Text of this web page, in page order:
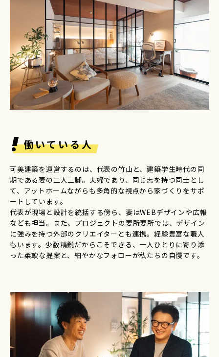
働いている人
可美建築を運営するのは、代表の竹山と、建築学生時代の同
期である妻の二人三脚。夫婦であり、同じ志を持つ同士とし
て、アットホームながらも多角的な視点から家づくりをサポ
ートしています。
代表が現場と設計を統括する傍ら、妻はWEBデザインや広報
なども担当。また、プロジェクトの要所要所では、デザイン
に強みを持つ外部のクリエイターとも連携。経験豊富な職人
もいます。少数精鋭だからこそできる、一人ひとりに寄り添
った柔軟な提案と、細やかなフォローが私たちの自慢です。